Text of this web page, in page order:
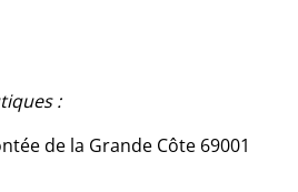
:
de la Grande Côte 69001